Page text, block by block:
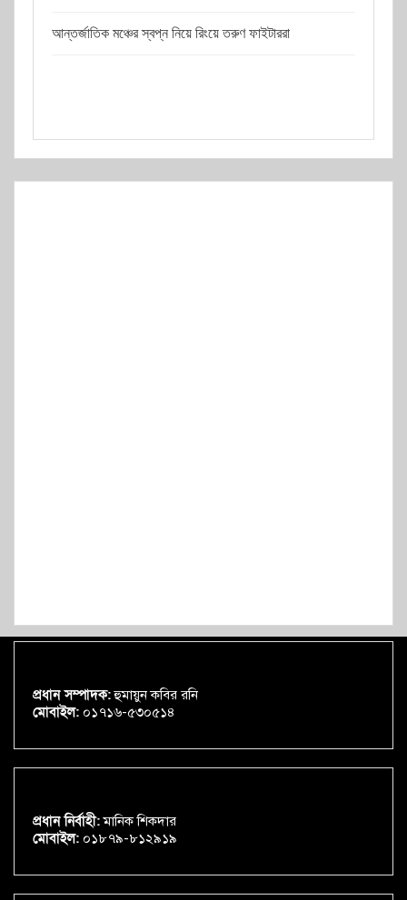
আন্তর্জাতিক মঞ্চের স্বপ্ন নিয়ে রিংয়ে তরুণ ফাইটাররা
প্রধান সম্পাদক:হুমায়ুন কবির রনি
মোবাইল: ০১৭১৬-৫৩০৫১৪
প্রধান নির্বাহী:মানিক শিকদার
মোবাইল: ০১৮৭৯-৮১২৯১৯